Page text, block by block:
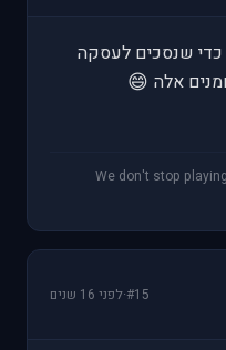
כדי שנסכים לעסקה
אלה 😄
"We don't stop
#15
·לפני 16 שנים